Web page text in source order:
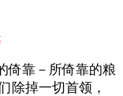
倚靠－所倚靠的粮
除掉一切首领，